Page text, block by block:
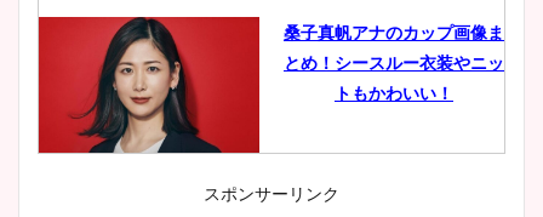
桑子真帆アナのカップ画像ま
とめ！シースルー衣装やニッ
トもかわいい！
小室瑛莉子のカップ画像まと
スポンサーリンク